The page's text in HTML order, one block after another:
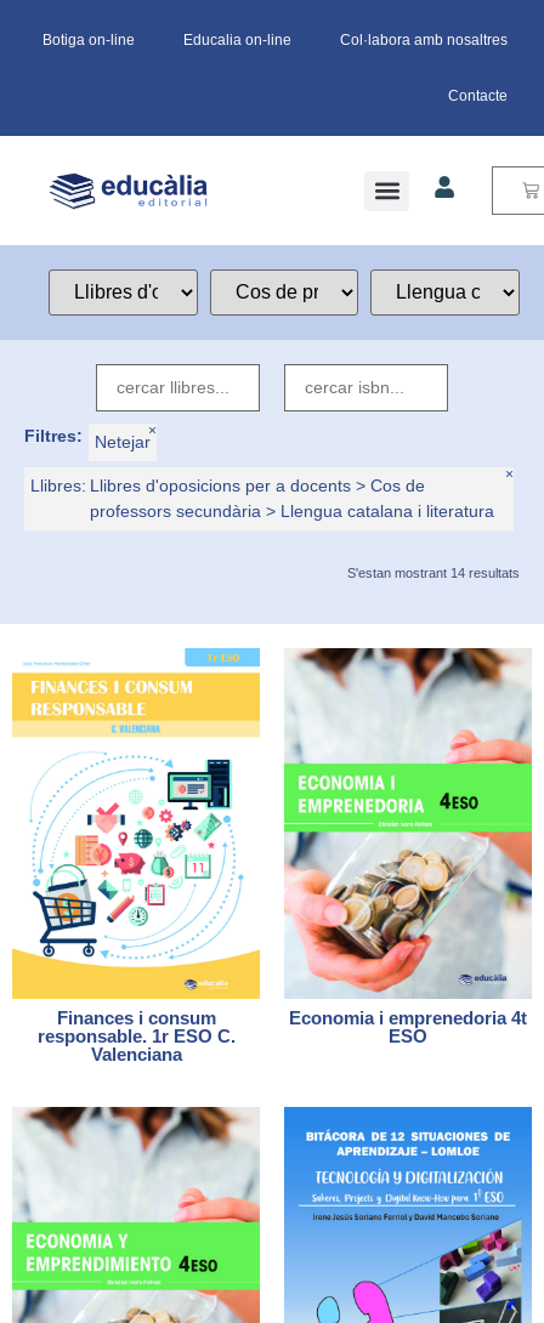
Botiga on-line Educalia on-line Col·labora amb nosaltres
Contacte
Filtres: Netejar
×
Llibres: Llibres d'oposicions per a docents > Cos de
professors secundària > Llengua catalana i literatura
×
S'estan mostrant 14 resultats
Finances i consum
responsable. 1r ESO C.
Valenciana
Economia i emprenedoria 4t
ESO